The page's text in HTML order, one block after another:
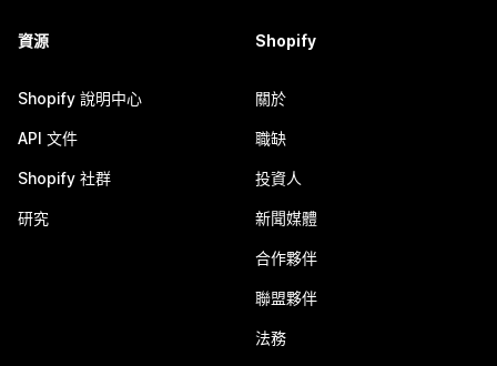
資源
Shopify 說明中心
API 文件
Shopify 社群
研究
Shopify
關於
職缺
投資人
新聞媒體
合作夥伴
聯盟夥伴
法務